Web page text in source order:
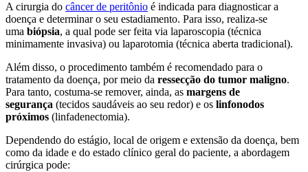
A cirurgia do câncer de peritônio é indicada para diagnosticar a
doença e determinar o seu estadiamento. Para isso, realiza-se
uma biópsia, a qual pode ser feita via laparoscopia (técnica
minimamente invasiva) ou laparotomia (técnica aberta tradicional).
Além disso, o procedimento também é recomendado para o
tratamento da doença, por meio da ressecção do tumor maligno.
Para tanto, costuma-se remover, ainda, as margens de
segurança (tecidos saudáveis ao seu redor) e os linfonodos
próximos (linfadenectomia).
Dependendo do estágio, local de origem e extensão da doença, bem
como da idade e do estado clínico geral do paciente, a abordagem
cirúrgica pode: